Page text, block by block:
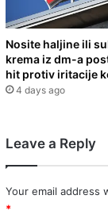
Nosite haljine ili
krema iz dm-a
hit protiv iritacije
4 days ago
Leave a Reply
Your email address
*